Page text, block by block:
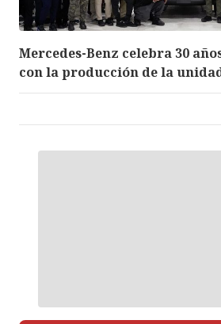
Mercedes-Benz celebra 30
con la producción de la